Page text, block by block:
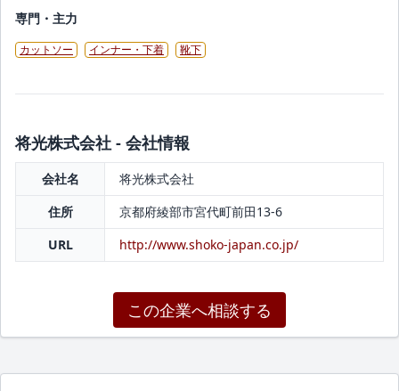
専門・主力
カットソー インナー・下着 靴下
将光株式会社 - 会社情報
会社名
将光株式会社
住所
京都府綾部市宮代町前田13-6
URL
http://www.shoko-japan.co.jp/
この企業へ相談する